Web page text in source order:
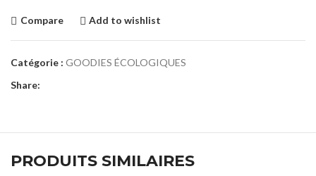
Compare Add to wishlist
Catégorie : GOODIES ÉCOLOGIQUES
Share:
PRODUITS SIMILAIRES